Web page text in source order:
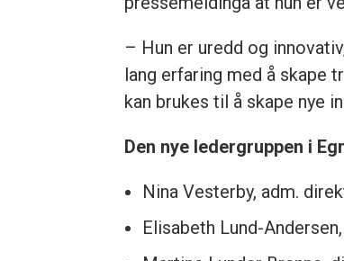
– Hun er uredd og
lang erfaring med å skape
kan brukes til å skape nye
Den nye ledergruppen i
Nina Vesterby, adm.
Elisabeth Lund-